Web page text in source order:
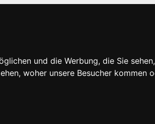
und die Werbung, die Sie
woher unsere Besucher kommen